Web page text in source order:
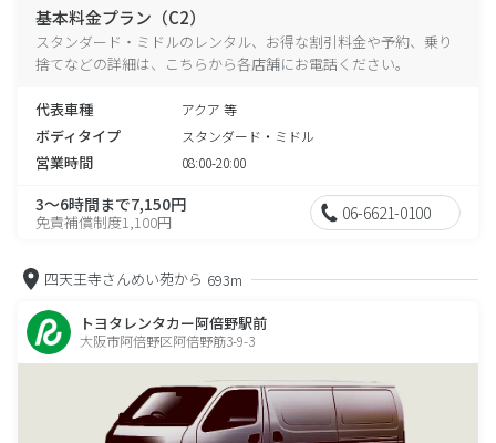
基本料金プラン（C2）
スタンダード・ミドルのレンタル、お得な割引料金や予約、乗り
捨てなどの詳細は、こちらから各店舗にお電話ください。
代表車種 アクア 等
ボディタイプ スタンダード・ミドル
営業時間 08:00-20:00
3～6時間まで7,150円
免責補償制度1,100円 06-6621-0100
四天王寺さんめい苑から 693m
トヨタレンタカー阿倍野駅前
大阪市阿倍野区阿倍野筋3-9-3